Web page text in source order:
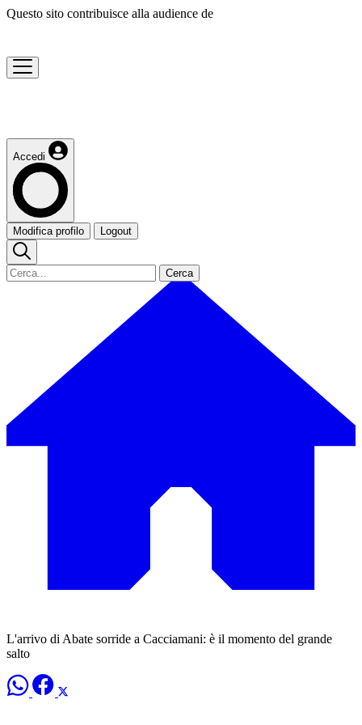
Questo sito contribuisce alla audience de
Accedi
Modifica profilo Logout
Cerca
L'arrivo di Abate sorride a Cacciamani: è il momento del grande
salto